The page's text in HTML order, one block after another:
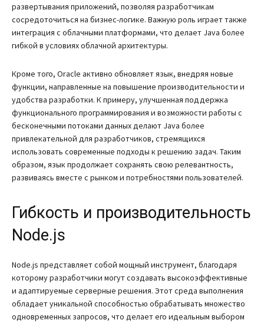
развертывания приложений, позволяя разработчикам
сосредоточиться на бизнес-логике. Важную роль играет также
интеграция с облачными платформами, что делает Java более
гибкой в условиях облачной архитектуры.
Кроме того, Oracle активно обновляет язык, внедряя новые
функции, направленные на повышение производительности и
удобства разработки. К примеру, улучшенная поддержка
функционального программирования и возможности работы с
бесконечными потоками данных делают Java более
привлекательной для разработчиков, стремящихся
использовать современные подходы к решению задач. Таким
образом, язык продолжает сохранять свою релевантность,
развиваясь вместе с рынком и потребностями пользователей.
Гибкость и производительность
Node.js
Node.js представляет собой мощный инструмент, благодаря
которому разработчики могут создавать высокоэффективные
и адаптируемые серверные решения. Этот среда выполнения
обладает уникальной способностью обрабатывать множество
одновременных запросов, что делает его идеальным выбором